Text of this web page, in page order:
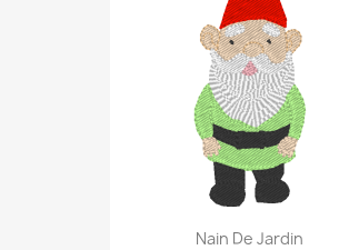
Nain De Jardin